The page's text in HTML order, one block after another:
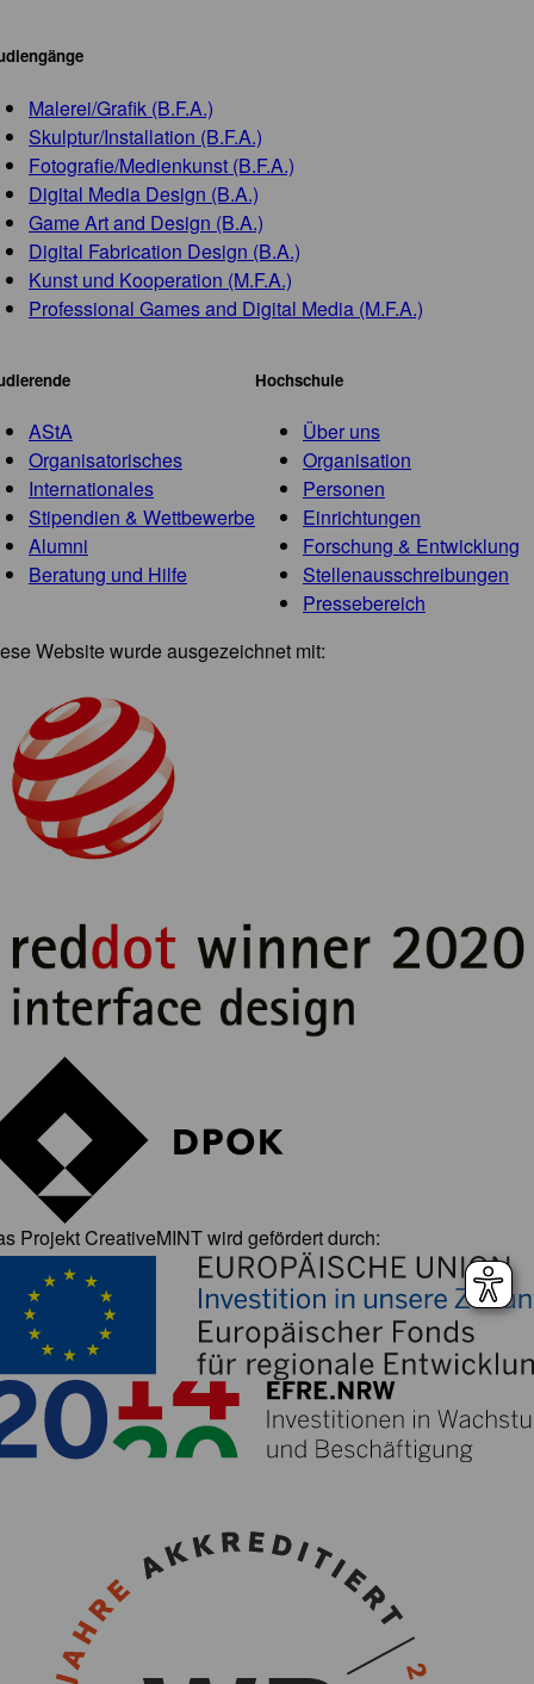
Malerei/Grafik (B.F.A.)
Skulptur/Installation (B.F.A.)
Fotografie/Medienkunst (B.F.A.)
Digital Media Design (B.A.)
Game Art and Design (B.A.)
Digital Fabrication Design (B.A.)
Kunst und Kooperation (M.F.A.)
Professional Games and Digital Media (M.F.A.)
AStA
Organisatorisches
Internationales
Stipendien & Wettbewerbe
Alumni
Beratung und Hilfe
Hochschule
Über uns
Organisation
Personen
Einrichtungen
Forschung & Entwicklung
Stellenausschreibungen
Pressebereich
Website wurde ausgezeichnet mit:
Projekt CreativeMINT wird gefördert durch: